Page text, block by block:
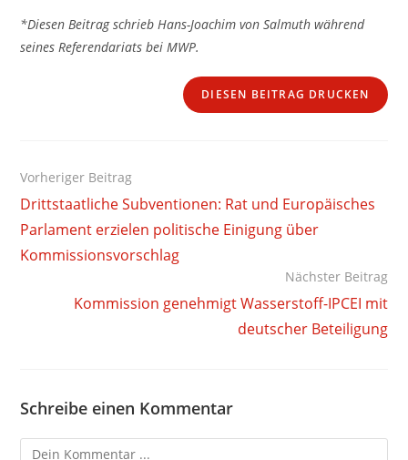
*Diesen Beitrag schrieb Hans-Joachim von Salmuth während
seines Referendariats bei MWP.
DIESEN BEITRAG DRUCKEN
Weitere
ansehen
Vorheriger Beitrag
Drittstaatliche Subventionen: Rat und Europäisches
Parlament erzielen politische Einigung über
Kommissionsvorschlag
Nächster Beitrag
Kommission genehmigt Wasserstoff-IPCEI mit
deutscher Beteiligung
Schreibe einen Kommentar
Kommentieren